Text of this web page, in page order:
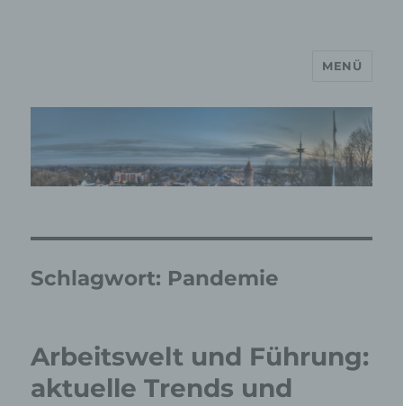
MP Mario Porten Beratung
Training Coaching
MENÜ
Schlagwort: Pandemie
Arbeitswelt und Führung:
aktuelle Trends und